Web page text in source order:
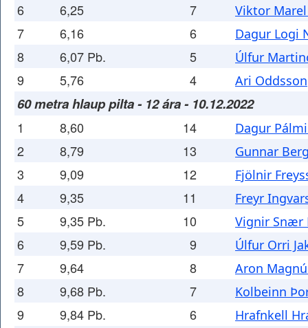
6 6,25 7 Viktor
7 6,16 6 Dagur Logi
8 6,07 Pb. 5 Úlfur
9 5,76 4 Ari Oddsson
60 metra hlaup pilta - 12 ára - 10.12.2022
1 8,60 14 Dagur
2 8,79 13 Gunnar
3 9,09 12 Fjölnir
4 9,35 11 Freyr
5 9,35 Pb. 10 Vignir Snær
6 9,59 Pb. 9 Úlfur Orri
7 9,64 8 Aron
8 9,68 Pb. 7 Kolbeinn
9 9,84 Pb. 6 Hrafnkell